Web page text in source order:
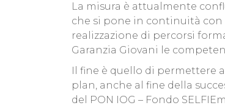
La misura è attualmente
che si pone in continuità con
realizzazione di percorsi
Garanzia Giovani le
Il fine è quello di
plan, anche al fine della
del PON IOG – Fondo